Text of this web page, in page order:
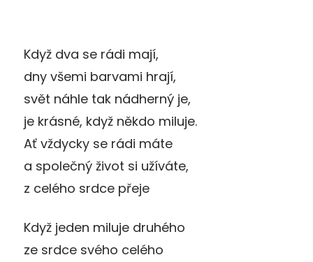
Když dva se rádi mají,
dny všemi barvami hrají,
svět náhle tak nádherný je,
je krásné, když někdo miluje.
Ať vždycky se rádi máte
a společný život si užíváte,
z celého srdce přeje
Když jeden miluje druhého
ze srdce svého celého